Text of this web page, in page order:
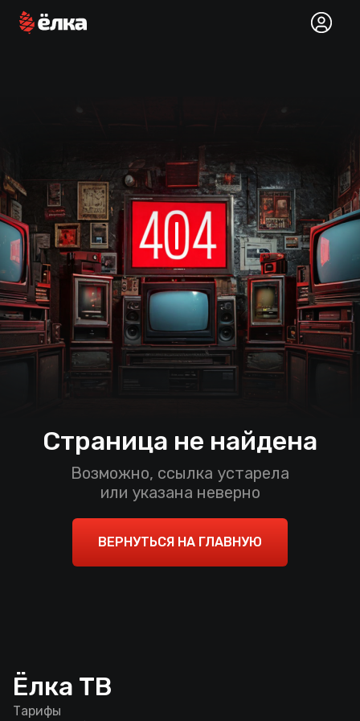
Страница не найдена
Возможно, ссылка устарела
или указана неверно
ВЕРНУТЬСЯ НА ГЛАВНУЮ
Ёлка ТВ
Тарифы